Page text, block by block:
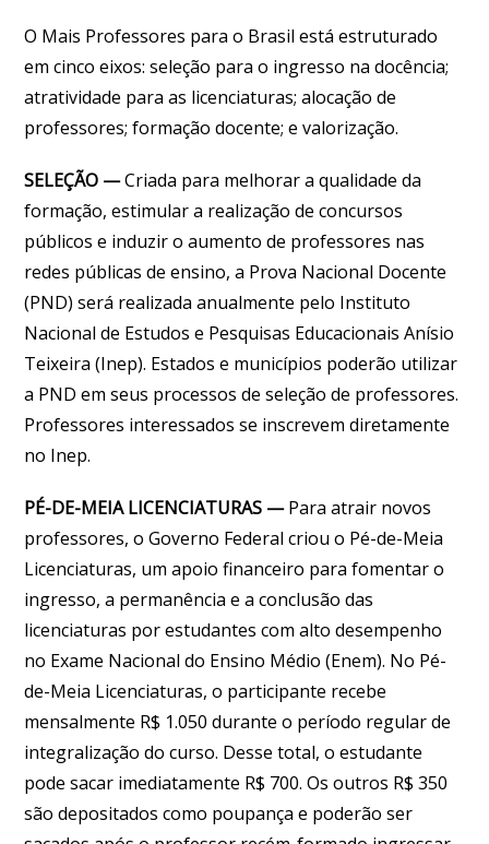
O Mais Professores para o Brasil está estruturado
em cinco eixos: seleção para o ingresso na docência;
atratividade para as licenciaturas; alocação de
professores; formação docente; e valorização.
SELEÇÃO —Criada para melhorar a qualidade da
formação, estimular a realização de concursos
públicos e induzir o aumento de professores nas
redes públicas de ensino, a Prova Nacional Docente
(PND) será realizada anualmente pelo Instituto
Nacional de Estudos e Pesquisas Educacionais Anísio
Teixeira (Inep). Estados e municípios poderão utilizar
a PND em seus processos de seleção de professores.
Professores interessados se inscrevem diretamente
no Inep.
PÉ-DE-MEIA LICENCIATURAS —Para atrair novos
professores, o Governo Federal criou o Pé-de-Meia
Licenciaturas, um apoio financeiro para fomentar o
ingresso, a permanência e a conclusão das
licenciaturas por estudantes com alto desempenho
no Exame Nacional do Ensino Médio (Enem). No Pé-
de-Meia Licenciaturas, o participante recebe
mensalmente R$ 1.050 durante o período regular de
integralização do curso. Desse total, o estudante
pode sacar imediatamente R$ 700. Os outros R$ 350
são depositados como poupança e poderão ser